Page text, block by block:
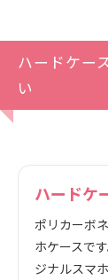
ハードケー
い
ハードケ
ポリカーボ
ホケースで
ジナルスマ